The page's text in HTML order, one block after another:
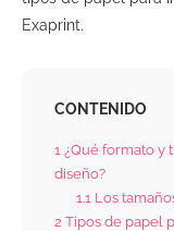
Exaprint.
CONTENIDO
1 ¿Qué formato y
diseño?
1.1 Los
2 Tipos de papel